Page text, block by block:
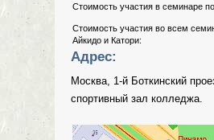
Стоимость участия в семинаре
Стоимость участия во всем
Айкидо и Катори:
Адрес:
Москва, 1-й Боткинский
спортивный зал колледжа.